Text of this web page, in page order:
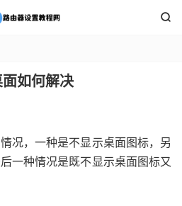

如何解决
，一种是不显示桌面图标，另
一种情况是既不显示桌面图标又